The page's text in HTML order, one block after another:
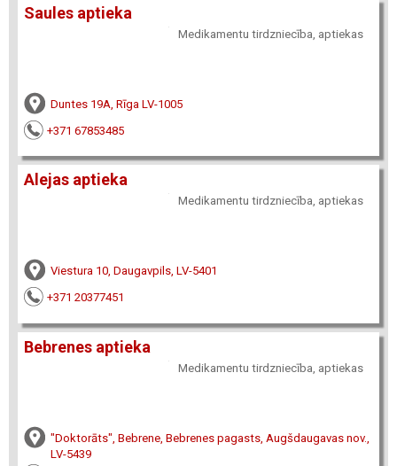
Saules aptieka
Medikamentu tirdzniecība, aptiekas
Duntes 19A, Rīga LV-1005
+371 67853485
Alejas aptieka
Medikamentu tirdzniecība, aptiekas
Viestura 10, Daugavpils, LV-5401
+371 20377451
Bebrenes aptieka
Medikamentu tirdzniecība, aptiekas
"Doktorāts", Bebrene, Bebrenes pagasts, Augšdaugavas nov.,
LV-5439